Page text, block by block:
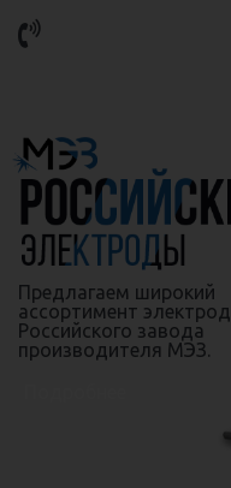
Предлагаем широкий
ассортимент
Российского завода
производителя МЭЗ.